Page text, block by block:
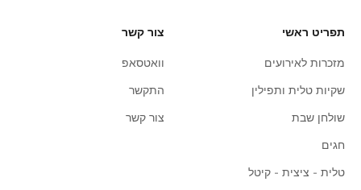
תפריט ראשי
מזכרות לאירועים
שקיות טלית ותפילין
שולחן שבת
חגים
טלית - ציצית - קיטל
צור קשר
וואטסאפ
התקשר
צור קשר